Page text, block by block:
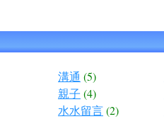
溝通 (5)
親子 (4)
水水留言(2)